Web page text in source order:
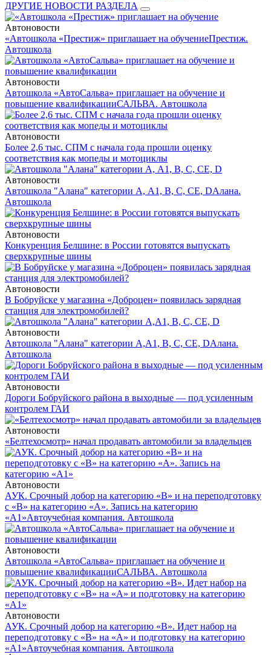
ДРУГИЕ НОВОСТИ РАЗДЕЛА
Автоновости
«Автошкола «Престиж» приглашает на обучениеПрестиж.
Автошкола
Автоновости
Автошкола «АвтоСальва» приглашает на обучение и
повышение квалификацииСАЛЬВА. Автошкола
Автоновости
Более 2,6 тыс. СПМ с начала года прошли оценку
соответствия как мопеды и мотоциклы
Автоновости
Автошкола "Алана" категории А, А1, В, С, СЕ, DАлана.
Автошкола
Автоновости
Конкуренция Белшине: в России готовятся выпускать
сверхкрупные шины
Автоновости
В Бобруйске у магазина «Доброцен» появилась зарядная
станция для электромобилей?
Автоновости
Автошкола "Алана" категории А,А1, В, С, СЕ, DАлана.
Автошкола
Автоновости
Дороги Бобруйского района в выходные — под усиленным
контролем ГАИ
Автоновости
«Белтехосмотр» начал продавать автомобили за владельцев
Автоновости
АУК. Срочный добор на категорию «В» и на переподготовку
с «В» на категорию «А». Запись на категорию
«А1»Автоучебная компания. Автошкола
Автоновости
Автошкола «АвтоСальва» приглашает на обучение и
повышение квалификацииСАЛЬВА. Автошкола
Автоновости
АУК. Срочный добор на категорию «В». Идет набор на
переподготовку с «В» на «А» и подготовку на категорию
«А1»Автоучебная компания. Автошкола